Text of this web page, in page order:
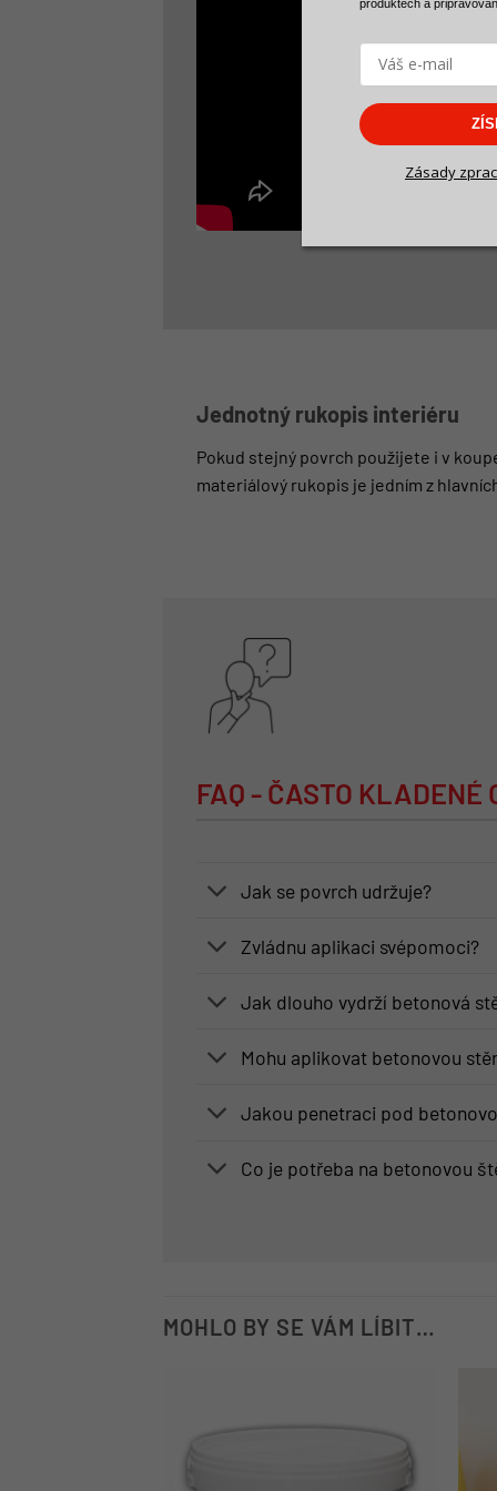
Jednotný rukopis interiéru
Pokud stejný povrch použijete i v
materiálový rukopis je jedním z
FAQ - ČASTO KLADENÉ
Jak se povrch udržuje?
Zvládnu aplikaci svépomoci?
Jak dlouho vydrží betonová
Mohu aplikovat betonovou
Jakou penetraci pod
Co je potřeba na betonovou
MOHLO BY SE VÁM LÍBIT…
produktech a
Zásady